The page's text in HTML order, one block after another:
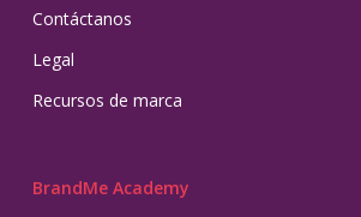
Contáctanos
Legal
Recursos de marca
BrandMe Academy